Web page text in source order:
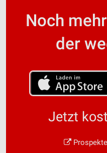
Noch
der
Jetzt